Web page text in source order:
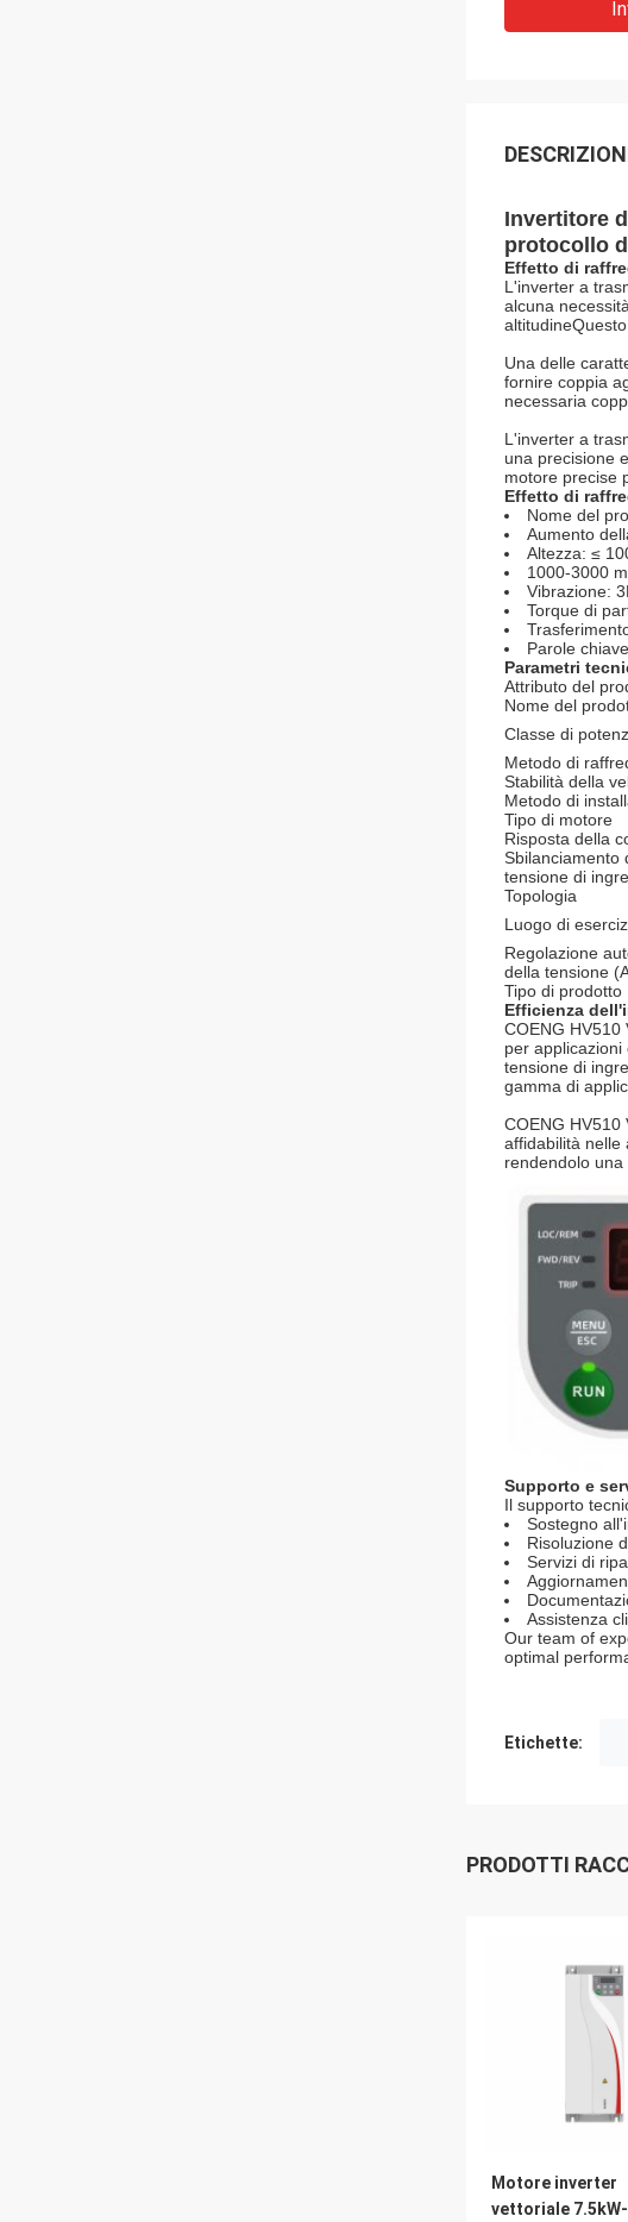
Invertitore
protocollo
Effetto di
L'inverter a
alcuna
Una delle
fornire coppia
necessaria
L'inverter a
una precisione
motore precise
Effetto di
Nome del
Aumento
Altezza: ≤
1000-3000
Vibrazione:
Torque di
Parole
Parametri
Attributo del
Nome del
Classe di
Metodo di
Stabilità della
Metodo di
Tipo di motore
Risposta della
Sbilanciamento
tensione di
Topologia
Luogo di
Regolazione
della tensione
Tipo di prodotto
Efficienza
COENG
per
tensione di
gamma di
COENG
affidabilità nelle
rendendolo una
Supporto e
Il supporto
Sostegno
Risoluzione
Servizi di
Assistenza
Our team of
optimal
Etichette:
PRODOTTI
Motore inverter
vettoriale